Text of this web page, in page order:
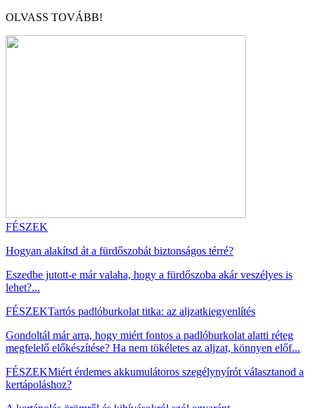
OLVASS TOVÁBB!
FÉSZEK
Hogyan alakítsd át a fürdőszobát biztonságos térré?
Eszedbe jutott-e már valaha, hogy a fürdőszoba akár veszélyes is
lehet?...
FÉSZEKTartós padlóburkolat titka: az aljzatkiegyenlítés
Gondoltál már arra, hogy miért fontos a padlóburkolat alatti réteg
megfelelő előkészítése? Ha nem tökéletes az aljzat, könnyen előf...
FÉSZEKMiért érdemes akkumulátoros szegélynyírót választanod a
kertápoláshoz?